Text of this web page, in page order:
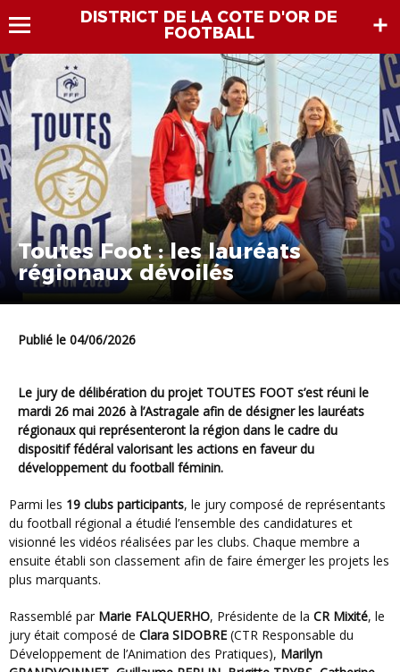
DISTRICT DE LA COTE D'OR DE
FOOTBALL
Toutes Foot : les lauréats
régionaux dévoilés
Publié le 04/06/2026
Le jury de délibération du projet TOUTES FOOT s’est réuni le
mardi 26 mai 2026 à l’Astragale afin de désigner les lauréats
régionaux qui représenteront la région dans le cadre du
dispositif fédéral valorisant les actions en faveur du
développement du football féminin.
Parmi les 19 clubs participants, le jury composé de représentants
du football régional a étudié l’ensemble des candidatures et
visionné les vidéos réalisées par les clubs. Chaque membre a
ensuite établi son classement afin de faire émerger les projets les
plus marquants.
Rassemblé par Marie FALQUERHO, Présidente de la CR Mixité, le
jury était composé de Clara SIDOBRE (CTR Responsable du
Développement de l’Animation des Pratiques), Marilyn